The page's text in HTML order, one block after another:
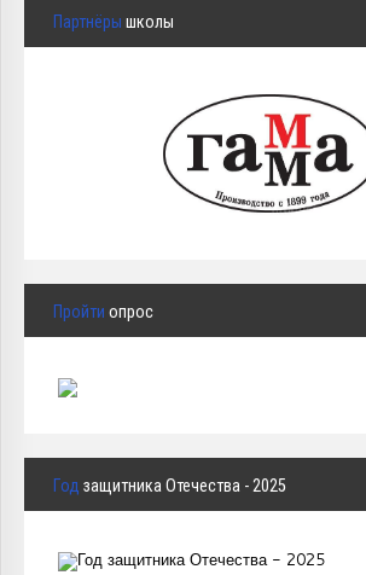
Партнёры школы
Пройти опрос
Год защитника Отечества - 2025